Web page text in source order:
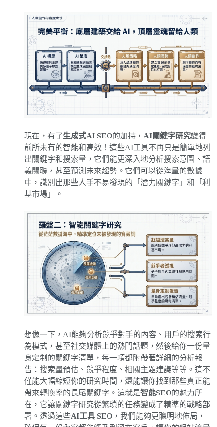
現在，有了生成式AI SEO的加持， AI關鍵字研究變得
前所未有的智能和高效！這些AI工具不再只是簡單地列
出關鍵字和搜索量，它們能更深入地分析搜索意圖、語
義關聯，甚至預測未來趨勢。它們可以從海量的數據
中，識別出那些人手不易發現的「潛力關鍵字」和「利
基市場」。
想像一下，AI能夠分析競爭對手的內容、用戶的搜索行
為模式，甚至社交媒體上的熱門話題，然後給你一份量
身定制的關鍵字清單，每一項都附帶著詳細的分析報
告：搜索量預估、競爭程度、相關主題建議等等。這不
僅能大幅縮短你的研究時間，還能讓你找到那些真正能
帶來轉換率的長尾關鍵字。這就是智能SEO的魅力所
在，它讓關鍵字研究從繁瑣的任務變成了精準的戰略部
署。透過這些AI工具 SEO ，我們能夠更聰明地佈局，